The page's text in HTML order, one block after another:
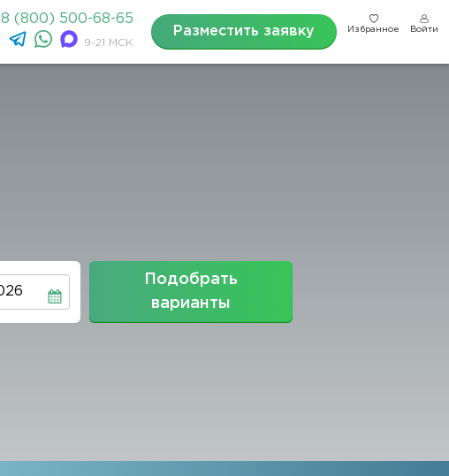
8 (800) 500-68-65
9-21 МСК
Разместить заявку Избранное Войти
Подобрать
варианты